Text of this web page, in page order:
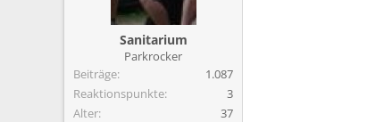
Sanitarium
Parkrocker
Beiträge
1.087
Reaktionspunkte
3
Alter
37